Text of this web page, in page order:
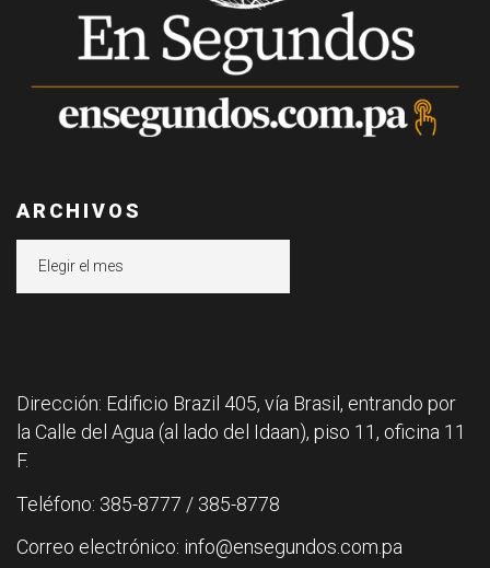
ARCHIVOS
Dirección: Edificio Brazil 405, vía Brasil, entrando por
la Calle del Agua (al lado del Idaan), piso 11, oficina 11
F.
Teléfono: 385-8777 / 385-8778
Correo electrónico: info@ensegundos.com.pa